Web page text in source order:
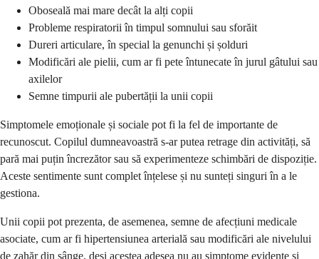
Oboseală mai mare decât la alți copii
Probleme respiratorii în timpul somnului sau sforăit
Dureri articulare, în special la genunchi și șolduri
Modificări ale pielii, cum ar fi pete întunecate în jurul gâtului sau
axilelor
Semne timpurii ale pubertății la unii copii
Simptomele emoționale și sociale pot fi la fel de importante de
recunoscut. Copilul dumneavoastră s-ar putea retrage din activități, să
pară mai puțin încrezător sau să experimenteze schimbări de dispoziție.
Aceste sentimente sunt complet înțelese și nu sunteți singuri în a le
gestiona.
Unii copii pot prezenta, de asemenea, semne de afecțiuni medicale
asociate, cum ar fi hipertensiunea arterială sau modificări ale nivelului
de zahăr din sânge, deși acestea adesea nu au simptome evidente și